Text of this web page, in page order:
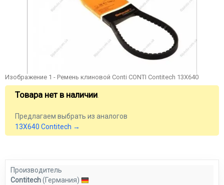
Изображение 1 - Ремень клиновой Conti CONTI Contitech 13X640
Товара нет в наличии
Предлагаем выбрать из аналогов
13X640 Contitech →
Производитель
Contitech(Германия)